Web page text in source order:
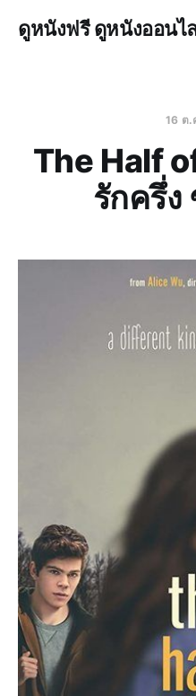
ดูหนังฟรี ดูหนังออนไ
16 ต.
The Half
รักครึ่ง